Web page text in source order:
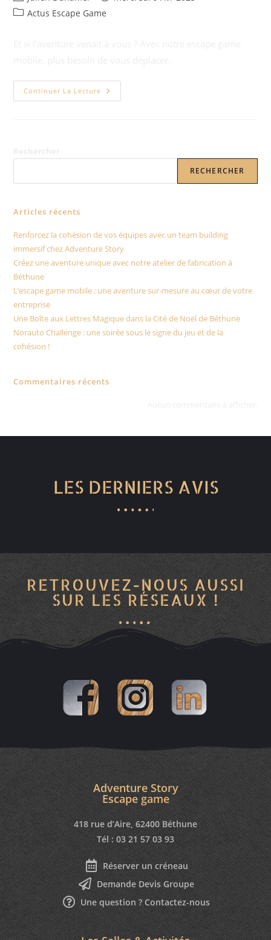
Actus Escape Game
Continuer La Lecture
RECHERCHER
Articles récents
Renforcez la cohésion de vos équipes avec un team building
immersif chez Adventure Story
Créez une aventure unique avec notre atelier de fabrication à
Béthune
L’escape game mobile : une aventure sur-mesure au cœur de votre
entreprise
Une Boîte aux Lettres Magique dans la Cité de Noël de Béthune
Norauto Challenge : une soirée sous le signe du jeu et de la
cohésion !
Commentaires récents
LES DERNIERS AVIS
RETROUVEZ-NOUS AUSSI
SUR LES RÉSEAUX !
Adventure Story
Escape game
418 rue d’Aire, 62400 Béthune
Tél : 03 21 57 03 93
Réserver un créneau
Demande Devis Groupe
Une question ? Contactez-nous